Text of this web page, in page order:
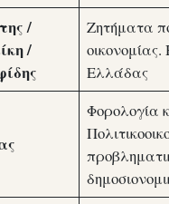
/
/
Ζητήματα
Ελλάδας
Φορολογία